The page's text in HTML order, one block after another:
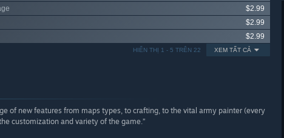
$2.99
$2.99
$2.99
XEM TẤT CẢ
HIỂN THỊ 1 - 5 TRÊN 22
of new features from maps types, to crafting, to the vital army painter (every
customization and variety of the game.”